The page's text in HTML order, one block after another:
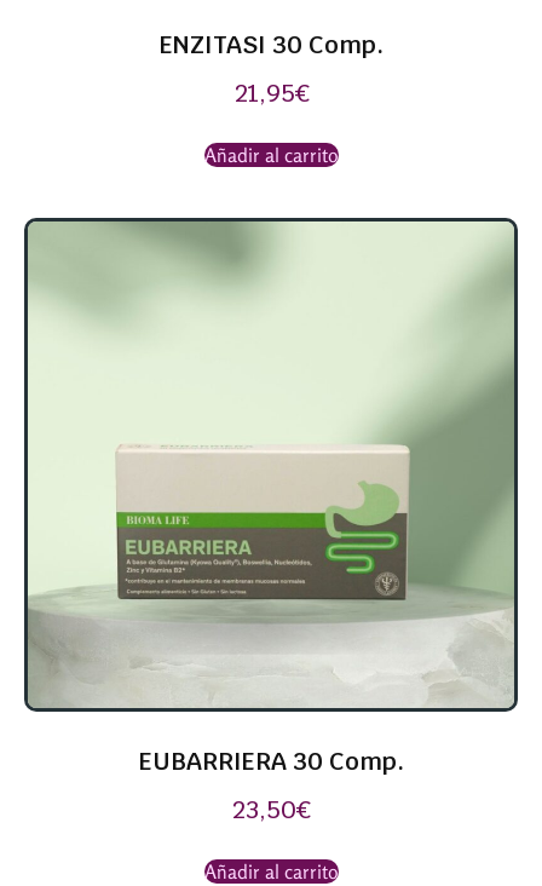
ENZITASI 30 Comp.
21,95€
Añadir al carrito
EUBARRIERA 30 Comp.
23,50€
Añadir al carrito